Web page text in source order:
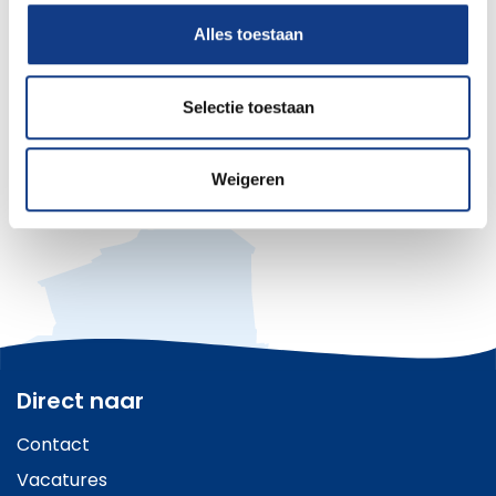
Alles toestaan
Selectie toestaan
Weigeren
Direct naar
Contact
Vacatures